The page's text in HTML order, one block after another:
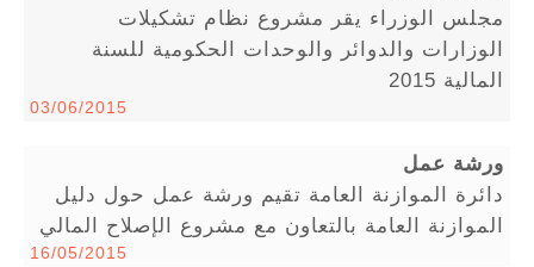
مجلس الوزراء يقر مشروع نظام تشكيلات
الوزارات والدوائر والوحدات الحكومية للسنة
المالية 2015
03/06/2015
ورشة عمل
دائرة الموازنة العامة تقيم ورشة عمل حول دليل
الموازنة العامة بالتعاون مع مشروع الإصلاح المالي
16/05/2015